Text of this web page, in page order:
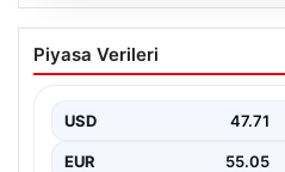
Klibinde silah
Keskin ile 3 şüpheli
Piyasa Verileri
USD 47.71
EUR 55.05